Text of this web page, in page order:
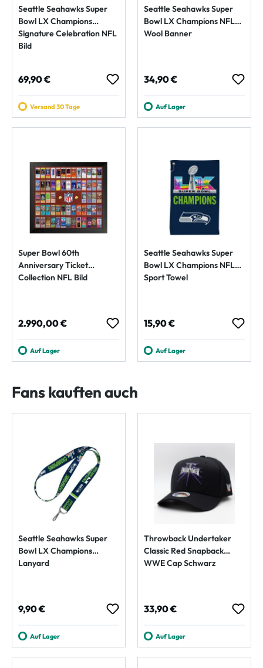
Seattle Seahawks Super
Bowl LX Champions
Signature Celebration NFL
Bild
Regulärer Preis:
69,90 €
Versand 30 Tage
Seattle Seahawks Super
Bowl LX Champions NFL
Wool Banner
Regulärer Preis:
34,90 €
Auf Lager
Super Bowl 60th
Anniversary Ticket
Collection NFL Bild
Regulärer Preis:
2.990,00 €
Auf Lager
Seattle Seahawks Super
Bowl LX Champions NFL
Sport Towel
Regulärer Preis:
15,90 €
Auf Lager
Fans kauften auch
Seattle Seahawks Super
Bowl LX Champions
Lanyard
Regulärer Preis:
9,90 €
Auf Lager
Throwback Undertaker
Classic Red Snapback
WWE Cap Schwarz
Regulärer Preis:
33,90 €
Auf Lager